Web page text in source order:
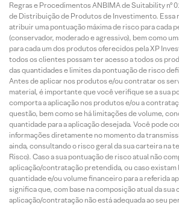
Regras e Procedimentos ANBIMA de Suitability nº
de Distribuição de Produtos de Investimento. Essa
atribuir uma pontuação máxima de risco para cada
(conservador, moderado e agressivo), bem como
para cada um dos produtos oferecidos pela XP
todos os clientes possam ter acesso a todos os
das quantidades e limites da pontuação de risco
Antes de aplicar nos produtos e/ou contratar os
material, é importante que você verifique se a sua
comporta a aplicação nos produtos e/ou a
questão, bem como se há limitações de volume,
quantidade para a aplicação desejada. Você pode
informações diretamente no momento da
ainda, consultando o risco geral da sua carteira na
Risco). Caso a sua pontuação de risco atual não
aplicação/contratação pretendida, ou caso existam
quantidade e/ou volume financeiro para a referida
significa que, com base na composição atual da sua
aplicação/contratação não está adequada ao seu